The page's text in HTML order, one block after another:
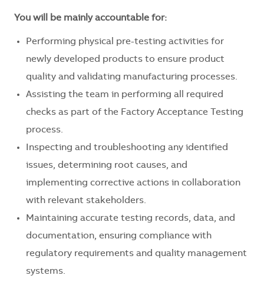
You will be mainly accountable for:
Performing physical pre-testing activities for
newly developed products to ensure product
quality and validating manufacturing processes.
Assisting the team in performing all required
checks as part of the Factory Acceptance Testing
process.
Inspecting and troubleshooting any identified
issues, determining root causes, and
implementing corrective actions in collaboration
with relevant stakeholders.
Maintaining accurate testing records, data, and
documentation, ensuring compliance with
regulatory requirements and quality management
systems.